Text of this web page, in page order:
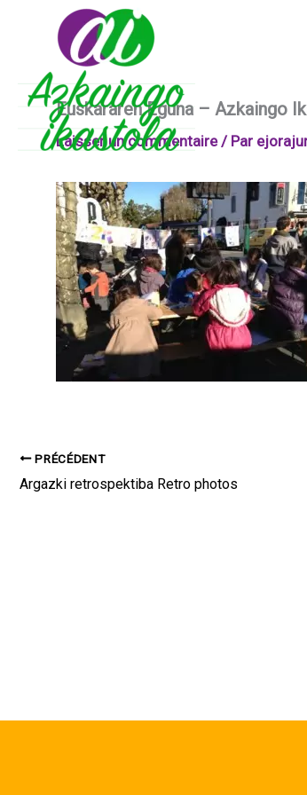
Euskararen Eguna – Azkaingo
Laisser un commentaire / Par
PRÉCÉDENT
Argazki retrospektiba Retro photos